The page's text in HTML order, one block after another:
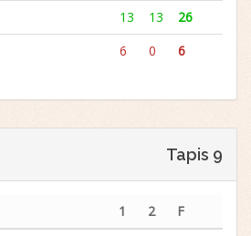
13 13
26
6 0 6
Tapis 9
1 2
F